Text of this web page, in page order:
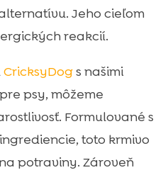
Jeho cieľom
reakcií.
CricksyDogs našimi
psy, môžeme
Formulované s
toto krmivo
potraviny. Zároveň